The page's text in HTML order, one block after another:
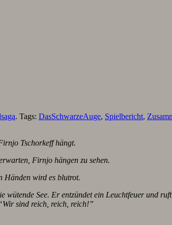
. Tags: DasSchwarzeAuge, Spielbericht,
Tschorkeff hängt.
Firnjo hängen zu sehen.
Händen wird es blutrot.
wütende See. Er entzündet ein Leuchtfeuer und
sind reich, reich, reich!”